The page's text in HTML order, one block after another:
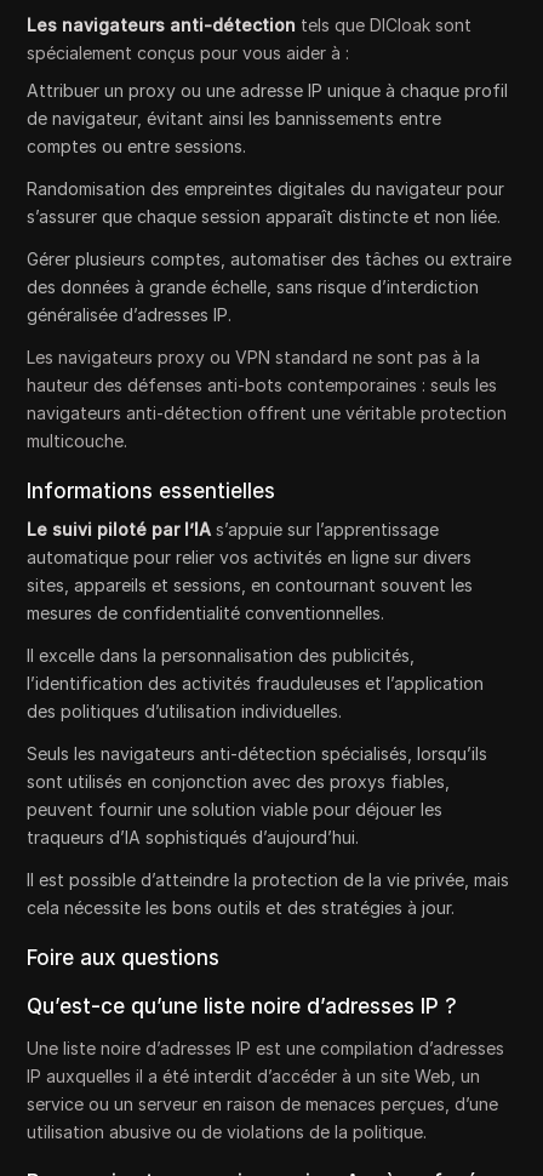
Les navigateurs anti-détection tels que DICloak sont
spécialement conçus pour vous aider à :
Attribuer un proxy ou une adresse IP unique à chaque profil
de navigateur, évitant ainsi les bannissements entre
comptes ou entre sessions.
Randomisation des empreintes digitales du navigateur pour
s’assurer que chaque session apparaît distincte et non liée.
Gérer plusieurs comptes, automatiser des tâches ou extraire
des données à grande échelle, sans risque d’interdiction
généralisée d’adresses IP.
Les navigateurs proxy ou VPN standard ne sont pas à la
hauteur des défenses anti-bots contemporaines : seuls les
navigateurs anti-détection offrent une véritable protection
multicouche.
Informations essentielles
Le suivi piloté par l’IAs’appuie sur l’apprentissage
automatique pour relier vos activités en ligne sur divers
sites, appareils et sessions, en contournant souvent les
mesures de confidentialité conventionnelles.
Il excelle dans la personnalisation des publicités,
l’identification des activités frauduleuses et l’application
des politiques d’utilisation individuelles.
Seuls les navigateurs anti-détection spécialisés, lorsqu’ils
sont utilisés en conjonction avec des proxys fiables,
peuvent fournir une solution viable pour déjouer les
traqueurs d’IA sophistiqués d’aujourd’hui.
Il est possible d’atteindre la protection de la vie privée, mais
cela nécessite les bons outils et des stratégies à jour.
Foire aux questions
Qu’est-ce qu’une liste noire d’adresses IP ?
Une liste noire d’adresses IP est une compilation d’adresses
IP auxquelles il a été interdit d’accéder à un site Web, un
service ou un serveur en raison de menaces perçues, d’une
utilisation abusive ou de violations de la politique.